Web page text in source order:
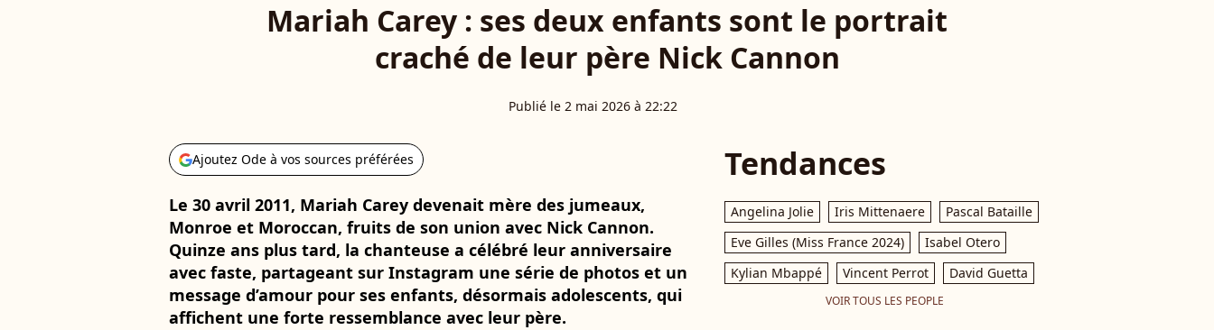
Mariah Carey : ses deux enfants sont le portrait
craché de leur père Nick Cannon
Publié le 2 mai 2026 à 22:22
Ajoutez Ode à vos sources préférées
Le 30 avril 2011, Mariah Carey devenait mère des jumeaux,
Monroe et Moroccan, fruits de son union avec Nick Cannon.
Quinze ans plus tard, la chanteuse a célébré leur anniversaire
avec faste, partageant sur Instagram une série de photos et un
message d’amour pour ses enfants, désormais adolescents, qui
affichent une forte ressemblance avec leur père.
Tendances
Angelina Jolie Iris Mittenaere
Pascal Bataille
Eve Gilles (Miss France 2024)
Isabel Otero
Kylian Mbappé
Vincent Perrot David Guetta
VOIR TOUS LES PEOPLE